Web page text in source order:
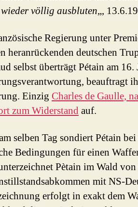
völlig ausbluten„,
Regierung unter
heranrückenden deutschen
selbst überträgt Pétain am
beauftragt
Einzig Charles de Gaulle,
zum Widerstandauf.
selben Tag sondiert Pétain
Bedingungen für einen
Pètain im Wald
mit NS-
erfolgt in exakt dem